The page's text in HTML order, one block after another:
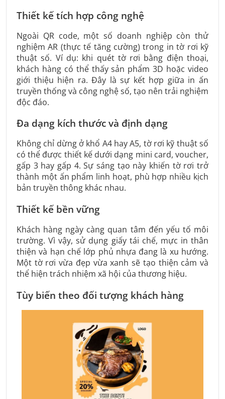
Thiết kế tích hợp công nghệ
Ngoài QR code, một số doanh nghiệp còn thử
nghiệm AR (thực tế tăng cường) trong in tờ rơi kỹ
thuật số. Ví dụ: khi quét tờ rơi bằng điện thoại,
khách hàng có thể thấy sản phẩm 3D hoặc video
giới thiệu hiện ra. Đây là sự kết hợp giữa in ấn
truyền thống và công nghệ số, tạo nên trải nghiệm
độc đáo.
Đa dạng kích thước và định dạng
Không chỉ dừng ở khổ A4 hay A5, tờ rơi kỹ thuật số
có thể được thiết kế dưới dạng mini card, voucher,
gấp 3 hay gấp 4. Sự sáng tạo này khiến tờ rơi trở
thành một ấn phẩm linh hoạt, phù hợp nhiều kịch
bản truyền thông khác nhau.
Thiết kế bền vững
Khách hàng ngày càng quan tâm đến yếu tố môi
trường. Vì vậy, sử dụng giấy tái chế, mực in thân
thiện và hạn chế lớp phủ nhựa đang là xu hướng.
Một tờ rơi vừa đẹp vừa xanh sẽ tạo thiện cảm và
thể hiện trách nhiệm xã hội của thương hiệu.
Tùy biến theo đối tượng khách hàng